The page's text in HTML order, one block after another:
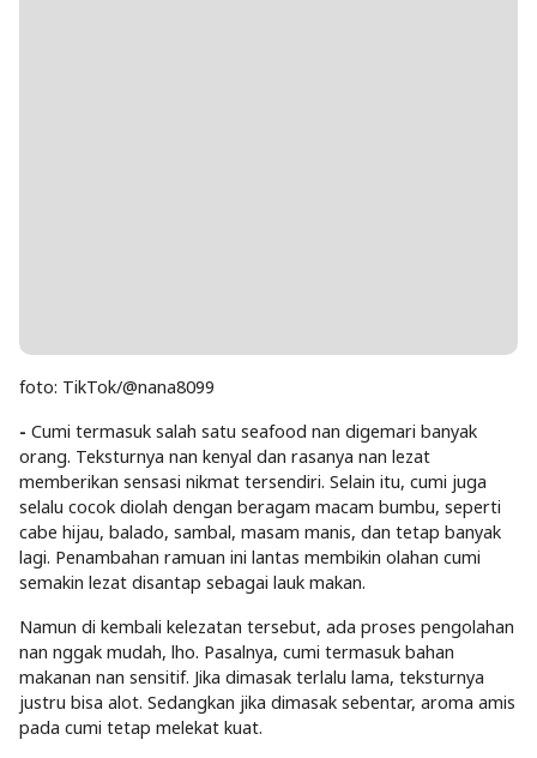
foto: TikTok/@nana8099
- Cumi termasuk salah satu seafood nan digemari banyak
orang. Teksturnya nan kenyal dan rasanya nan lezat
memberikan sensasi nikmat tersendiri. Selain itu, cumi juga
selalu cocok diolah dengan beragam macam bumbu, seperti
cabe hijau, balado, sambal, masam manis, dan tetap banyak
lagi. Penambahan ramuan ini lantas membikin olahan cumi
semakin lezat disantap sebagai lauk makan.
Namun di kembali kelezatan tersebut, ada proses pengolahan
nan nggak mudah, lho. Pasalnya, cumi termasuk bahan
makanan nan sensitif. Jika dimasak terlalu lama, teksturnya
justru bisa alot. Sedangkan jika dimasak sebentar, aroma amis
pada cumi tetap melekat kuat.